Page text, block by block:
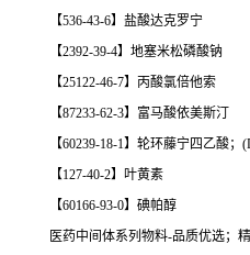
【536-43-6】盐酸达克罗宁
【2392-39-4】地塞米松磷酸钠
【25122-46-7】丙酸氯倍他索
【87233-62-3】富马酸依美斯汀
【60239-18-1】轮环藤宁四乙酸；
【127-40-2】叶黄素
【60166-93-0】碘帕醇
医药中间体系列物料-品质优选；